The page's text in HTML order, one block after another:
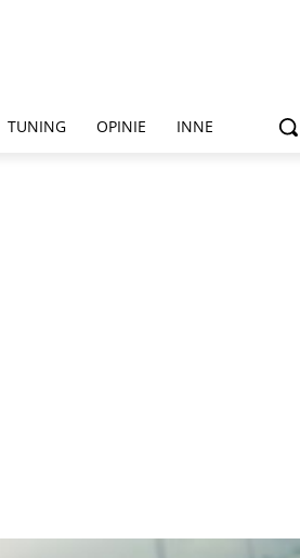
TUNING OPINIE INNE